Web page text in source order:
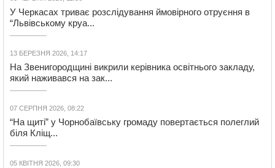
У Черкасах триває розслідування ймовірного отруєння в
“Львівському круа...
13 БЕРЕЗНЯ 2026, 14:17
На Звенигородщині викрили керівника освітнього закладу,
який наживався на зак...
07 СЕРПНЯ 2026, 08:22
“На щиті” у Чорнобаївську громаду повертається полеглий
біля Кліщ...
05 КВІТНЯ 2026, 09:30